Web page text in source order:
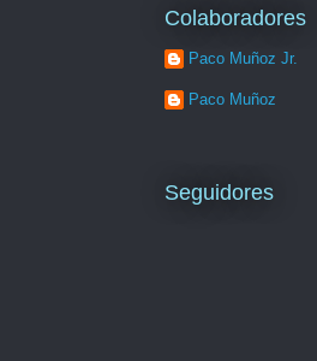
Colaboradores
Paco Muñoz Jr.
Paco Muñoz
Seguidores